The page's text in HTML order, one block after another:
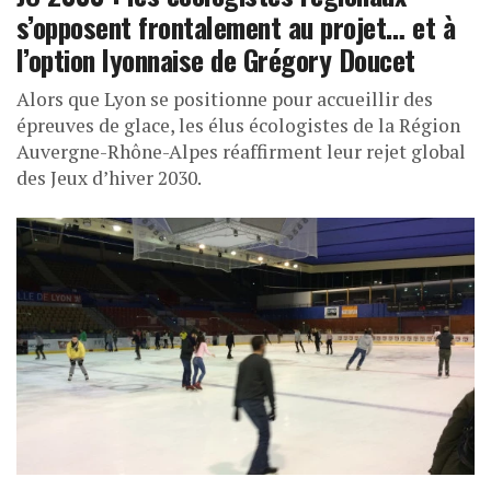
s’opposent frontalement au projet… et à
l’option lyonnaise de Grégory Doucet
Alors que Lyon se positionne pour accueillir des
épreuves de glace, les élus écologistes de la Région
Auvergne-Rhône-Alpes réaffirment leur rejet global
des Jeux d’hiver 2030.